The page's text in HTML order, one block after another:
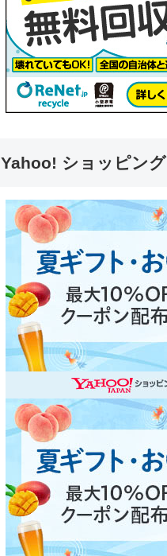
Yahoo! ショッピング